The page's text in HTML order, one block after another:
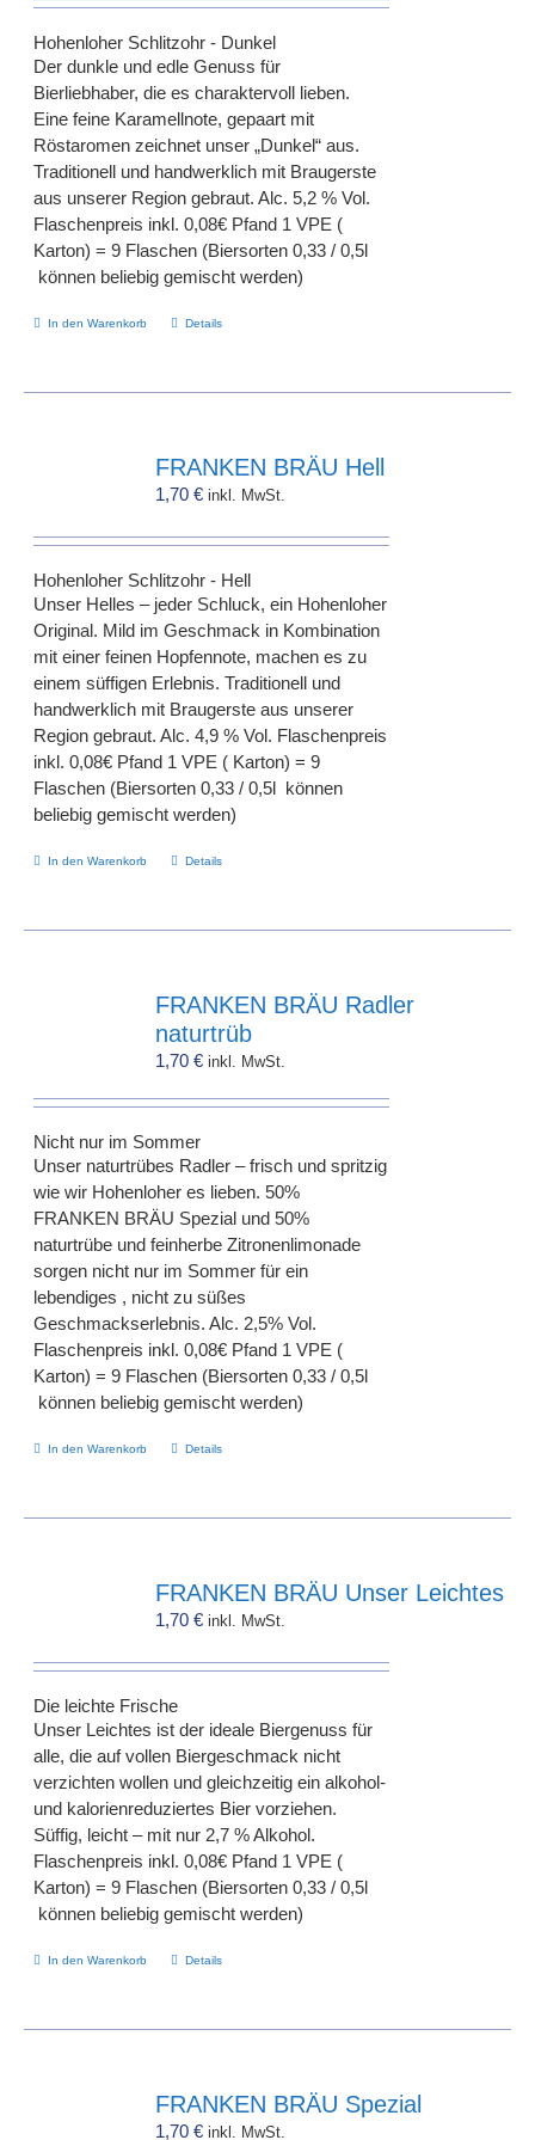
Hohenloher Schlitzohr - Dunkel
Der dunkle und edle Genuss für
Bierliebhaber, die es charaktervoll lieben.
Eine feine Karamellnote, gepaart mit
Röstaromen zeichnet unser „Dunkel“ aus.
Traditionell und handwerklich mit Braugerste
aus unserer Region gebraut. Alc. 5,2 % Vol.
Flaschenpreis inkl. 0,08€ Pfand 1 VPE (
Karton) = 9 Flaschen (Biersorten 0,33 / 0,5l
können beliebig gemischt werden)
In den Warenkorb Details
FRANKEN BRÄU Hell
1,70€ inkl. MwSt.
Hohenloher Schlitzohr - Hell
Unser Helles – jeder Schluck, ein Hohenloher
Original. Mild im Geschmack in Kombination
mit einer feinen Hopfennote, machen es zu
einem süffigen Erlebnis. Traditionell und
handwerklich mit Braugerste aus unserer
Region gebraut. Alc. 4,9 % Vol. Flaschenpreis
inkl. 0,08€ Pfand 1 VPE ( Karton) = 9
Flaschen (Biersorten 0,33 / 0,5l können
beliebig gemischt werden)
In den Warenkorb Details
FRANKEN BRÄU Radler
naturtrüb
1,70€ inkl. MwSt.
Nicht nur im Sommer
Unser naturtrübes Radler – frisch und spritzig
wie wir Hohenloher es lieben. 50%
FRANKEN BRÄU Spezial und 50%
naturtrübe und feinherbe Zitronenlimonade
sorgen nicht nur im Sommer für ein
lebendiges , nicht zu süßes
Geschmackserlebnis. Alc. 2,5% Vol.
Flaschenpreis inkl. 0,08€ Pfand 1 VPE (
Karton) = 9 Flaschen (Biersorten 0,33 / 0,5l
können beliebig gemischt werden)
In den Warenkorb Details
FRANKEN BRÄU Unser Leichtes
1,70€ inkl. MwSt.
Die leichte Frische
Unser Leichtes ist der ideale Biergenuss für
alle, die auf vollen Biergeschmack nicht
verzichten wollen und gleichzeitig ein alkohol-
und kalorienreduziertes Bier vorziehen.
Süffig, leicht – mit nur 2,7 % Alkohol.
Flaschenpreis inkl. 0,08€ Pfand 1 VPE (
Karton) = 9 Flaschen (Biersorten 0,33 / 0,5l
können beliebig gemischt werden)
In den Warenkorb Details
FRANKEN BRÄU Spezial
1,70€ inkl. MwSt.